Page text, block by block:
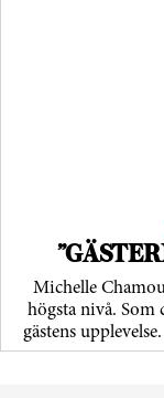
Michelle
högsta nivå. Som
gästens